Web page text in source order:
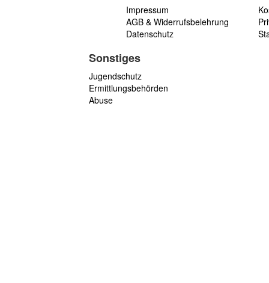
Impressum
AGB & Widerrufsbelehrung
Datenschutz
Sonstiges
Jugendschutz
Ermittlungsbehörden
Abuse